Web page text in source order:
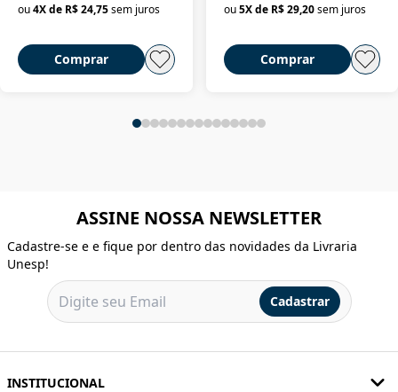
ou4X de R$ 24,75sem juros
Comprar
ou 5X de R$ 29,20 sem juros
Comprar
ASSINE NOSSA NEWSLETTER
Cadastre-se e e fique por dentro das novidades da Livraria
Unesp!
Cadastrar
INSTITUCIONAL